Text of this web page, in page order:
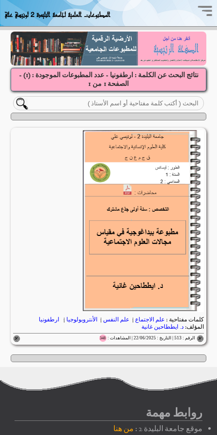
المطبوعات العلمية لجامعة البليدة 2 لونيسي علي
نتائج البحث عن الكلمة : ارطفونيا - عدد المطبوعات الموجودة : (1
) -
الصفحة 1 من 1
كلمات مفتاحية : علم الاجتماع | علم النفس | الأنتروبولوجيا | ارطفونيا
المؤلف:د. ايططاحين غانية
الرقم : 513 | التاريخ : 22/06/2025 | المشاهدات : 348
روابط مهمة
موقع جامعة البليدة 2 : من هنا